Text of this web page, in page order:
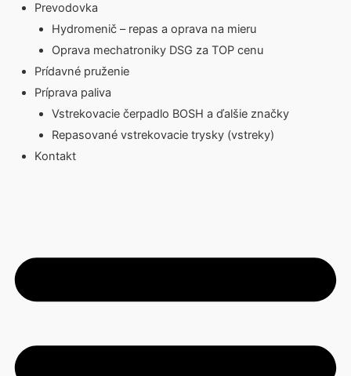
Prevodovka
Hydromenič – repas a oprava na mieru
Oprava mechatroniky DSG za TOP cenu
Prídavné pruženie
Príprava paliva
Vstrekovacie čerpadlo BOSH a ďalšie značky
Repasované vstrekovacie trysky (vstreky)
Kontakt